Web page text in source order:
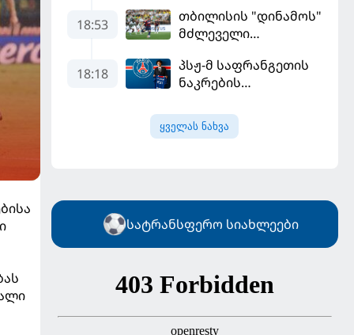
18:53
თბილისის "დინამოს"
მძლეველი
"ჰაიდუკთან"
განადგურდა
18:18
პსჟ-მ საფრანგეთის
ნაკრების
დაიმატა
ყველას ნახვა
სატრანსფერო სიახლეები